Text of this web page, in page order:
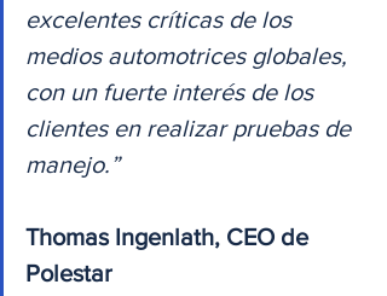
excelentes críticas de los
medios automotrices globales,
con un fuerte interés de los
clientes en realizar pruebas de
manejo.”
Thomas Ingenlath, CEO de
Polestar